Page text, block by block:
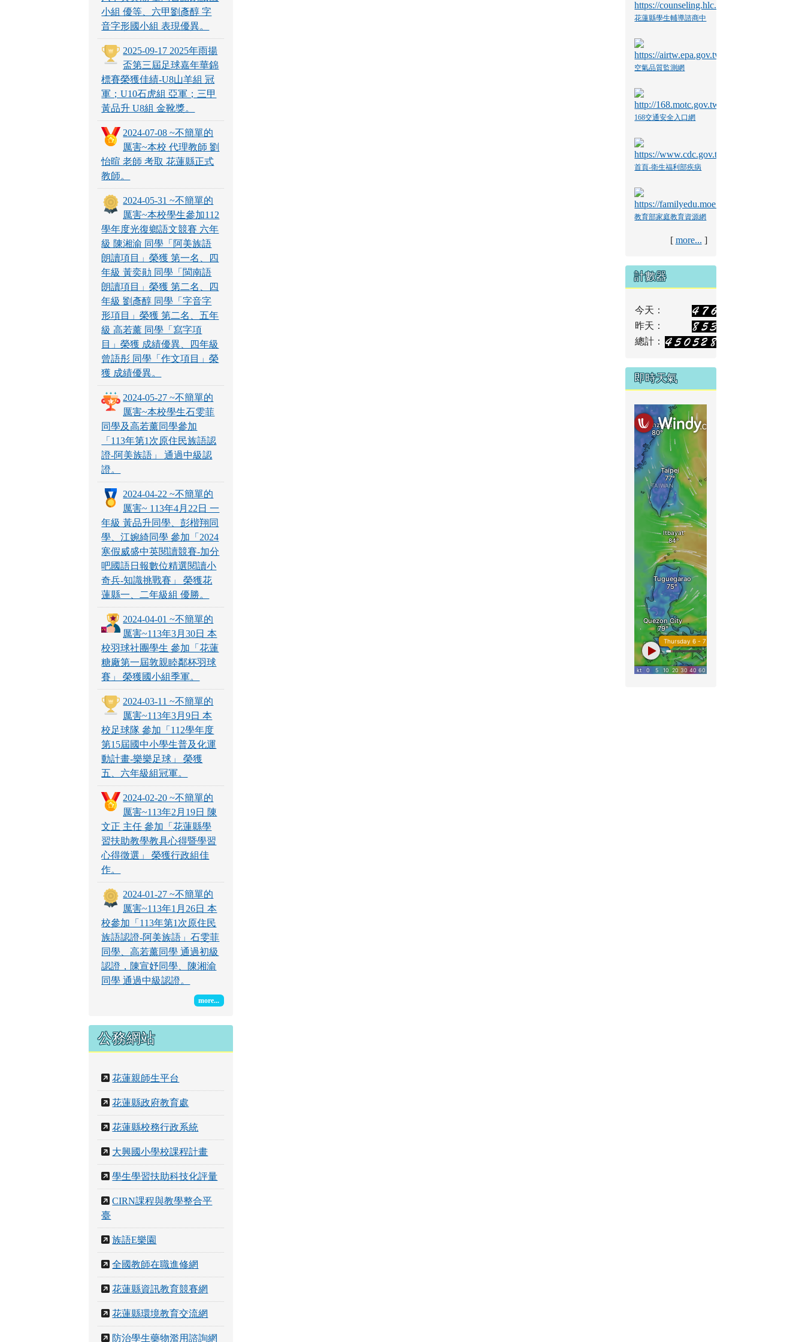
小組 優等、六甲劉彥醇 字
音字形國小組 表現優異。
2025-09-17 2025年雨揚
盃第三屆足球嘉年華錦
標賽榮獲佳績-U8山羊組 冠
軍；U10石虎組 亞軍；三甲
黃品升 U8組 金靴獎。
2024-07-08 ~不簡單的
厲害~本校 代理教師 劉
怡暄 老師 考取 花蓮縣正式
教師。
2024-05-31 ~不簡單的
厲害~本校學生參加112
學年度光復鄉語文競賽 六年
級 陳湘渝 同學「阿美族語
朗讀項目」榮獲 第一名、四
年級 黃奕勛 同學「閩南語
朗讀項目」榮獲 第二名、四
年級 劉彥醇 同學「字音字
形項目」榮獲 第二名、五年
級 高若薰 同學「寫字項
目」榮獲 成績優異、四年級
曾語彤 同學「作文項目」榮
獲 成績優異。
2024-05-27 ~不簡單的
厲害~本校學生石雯菲
同學及高若薰同學參加
「113年第1次原住民族語認
證-阿美族語」 通過中級認
證。
2024-04-22 ~不簡單的
厲害~ 113年4月22日 一
年級 黃品升同學、彭楷翔同
學、江婉綺同學 參加「2024
寒假威盛中英閱讀競賽-加分
吧國語日報數位精選閱讀小
奇兵-知識挑戰賽」 榮獲花
蓮縣一、二年級組 優勝。
2024-04-01 ~不簡單的
厲害~113年3月30日 本
校羽球社團學生 參加「花蓮
糖廠第一屆敦親睦鄰杯羽球
賽」 榮獲國小組季軍。
2024-03-11 ~不簡單的
厲害~113年3月9日 本
校足球隊 參加「112學年度
第15屆國中小學生普及化運
動計畫-樂樂足球」 榮獲
五、六年級組冠軍。
2024-02-20 ~不簡單的
厲害~113年2月19日 陳
文正 主任 參加「花蓮縣學
習扶助教學教具心得暨學習
心得徵選」 榮獲行政組佳
作。
2024-01-27 ~不簡單的
厲害~113年1月26日 本
校參加「113年第1次原住民
族語認證-阿美族語」石雯菲
同學、高若薰同學 通過初級
認證，陳宣妤同學、陳湘渝
同學 通過中級認證。
more...
公務網站
花蓮親師生平台
花蓮縣政府教育處
花蓮縣校務行政系統
大興國小學校課程計畫
學生學習扶助科技化評量
CIRN課程與教學整合平
臺
族語E樂園
全國教師在職進修網
花蓮縣資訊教育競賽網
花蓮縣環境教育交流網
防治學生藥物濫用諮詢網
花蓮縣學生輔導諮商中
空氣品質監測網
168交通安全入口網
首頁-衛生福利部疾病
教育部家庭教育資源網
[ more... ]
計數器
今天：
昨天：
總計：
即時天氣